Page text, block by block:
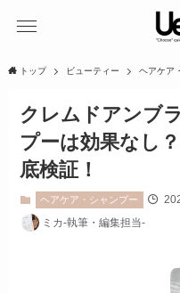
トップ ビューティー ヘアケア
クレムドアンブ
プーは効果なし
底検証！
ヘアケア・シャンプー
ミカ-執筆・編集担当-